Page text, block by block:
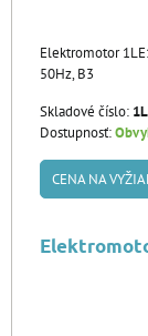
Elektromotor
50Hz, B3
Skladové číslo:
Dostupnosť:
CENA NA